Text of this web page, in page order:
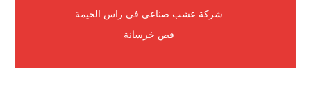
شركة عشب صناعي في راس الخيمة
قص خرسانة